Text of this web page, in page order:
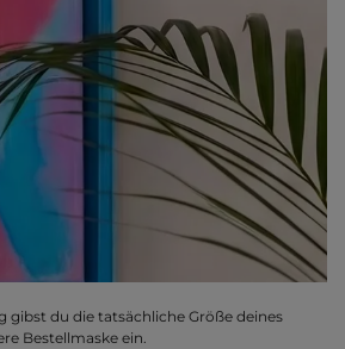
gibst du die tatsächliche Größe deines
Bestellmaske ein.